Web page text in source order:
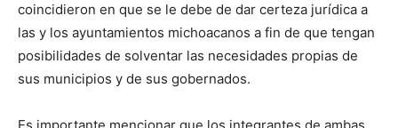
coincidieron en que se le debe de dar certeza jurídica a
las y los ayuntamientos michoacanos a fin de que tengan
posibilidades de solventar las necesidades propias de
sus municipios y de sus gobernados.